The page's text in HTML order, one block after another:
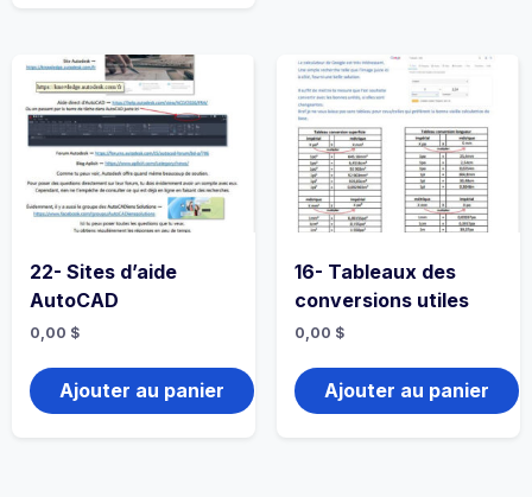
22- Sites d’aide
AutoCAD
0,00 $
Ajouter au panier
16- Tableaux des
conversions utiles
0,00 $
Ajouter au panier